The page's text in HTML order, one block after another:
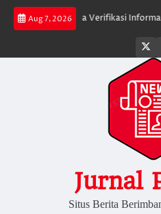
Skip
Aug 7, 2026
Diminta Verifikasi Informasi
Jurnal
Situs Berita